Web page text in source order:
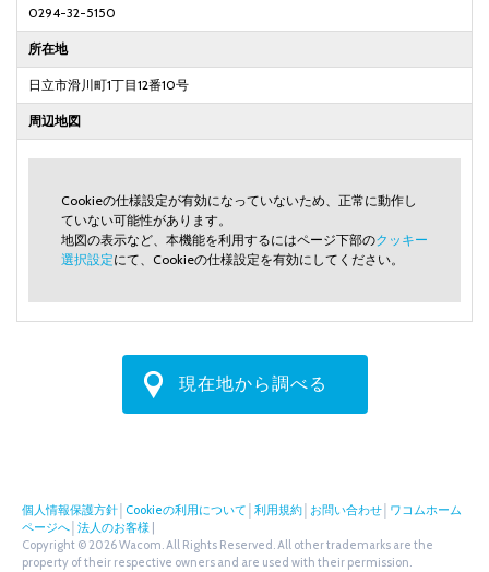
0294-32-5150
所在地
日立市滑川町1丁目12番10号
周辺地図
Cookieの仕様設定が有効になっていないため、正常に動作し
ていない可能性があります。
地図の表示など、本機能を利用するにはページ下部のクッキー
選択設定にて、Cookieの仕様設定を有効にしてください。
現在地から調べる
個人情報保護方針 Cookieの利用について 利用規約 お問い合わせ ワコムホーム
ページへ 法人のお客様
Copyright © 2026 Wacom. All Rights Reserved. All other trademarks are the
property of their respective owners and are used with their permission.